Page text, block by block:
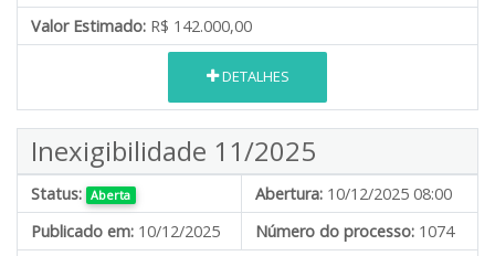
Valor Estimado: R$ 142.000,00
DETALHES
Inexigibilidade 11/2025
Status: Aberta Abertura: 10/12/2025 08:00
Publicado em: 10/12/2025 Número do processo: 1074